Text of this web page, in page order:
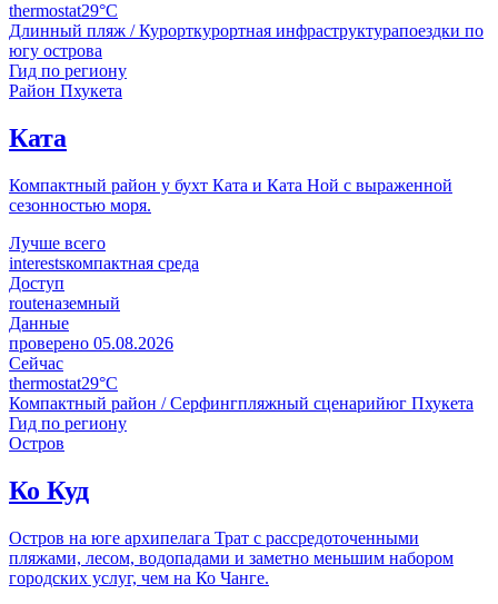
thermostat29°C
Длинный пляж / Курорткурортная инфраструктурапоездки по
югу острова
Гид по региону
Район Пхукета
Ката
Компактный район у бухт Ката и Ката Ной с выраженной
сезонностью моря.
Лучше всего
interestsкомпактная среда
Доступ
routeназемный
Данные
проверено 05.08.2026
Сейчас
thermostat29°C
Компактный район / Серфингпляжный сценарийюг Пхукета
Гид по региону
Остров
Ко Куд
Остров на юге архипелага Трат с рассредоточенными
пляжами, лесом, водопадами и заметно меньшим набором
городских услуг, чем на Ко Чанге.